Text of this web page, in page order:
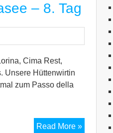
und
Gardasee
– 8. Tag
Cima Rest,
Unsere Hüttenwirtin
zum Passo della
Read More »MTB